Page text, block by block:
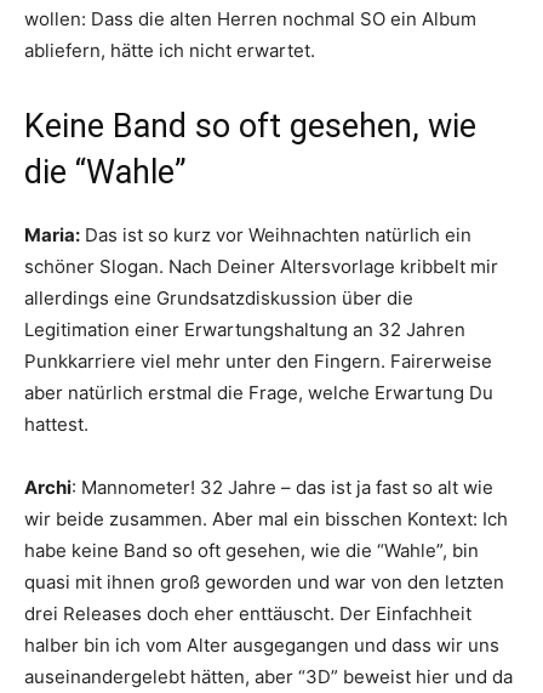
wollen: Dass die alten Herren nochmal SO ein Album
abliefern, hätte ich nicht erwartet.
Keine Band so oft gesehen, wie
die “Wahle”
Maria: Das ist so kurz vor Weihnachten natürlich ein
schöner Slogan. Nach Deiner Altersvorlage kribbelt mir
allerdings eine Grundsatzdiskussion über die
Legitimation einer Erwartungshaltung an 32 Jahren
Punkkarriere viel mehr unter den Fingern. Fairerweise
aber natürlich erstmal die Frage, welche Erwartung Du
hattest.
Archi: Mannometer! 32 Jahre – das ist ja fast so alt wie
wir beide zusammen. Aber mal ein bisschen Kontext: Ich
habe keine Band so oft gesehen, wie die “Wahle”, bin
quasi mit ihnen groß geworden und war von den letzten
drei Releases doch eher enttäuscht. Der Einfachheit
halber bin ich vom Alter ausgegangen und dass wir uns
auseinandergelebt hätten, aber “3D” beweist hier und da